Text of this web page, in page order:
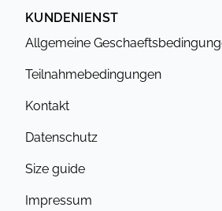
KUNDENIENST
Allgemeine
Teilnahmebedingungen
Kontakt
Datenschutz
Size guide
Impressum